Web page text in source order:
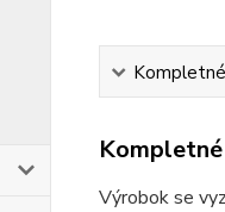
Výrobok se